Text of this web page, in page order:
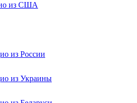
из США
из России
из Украины